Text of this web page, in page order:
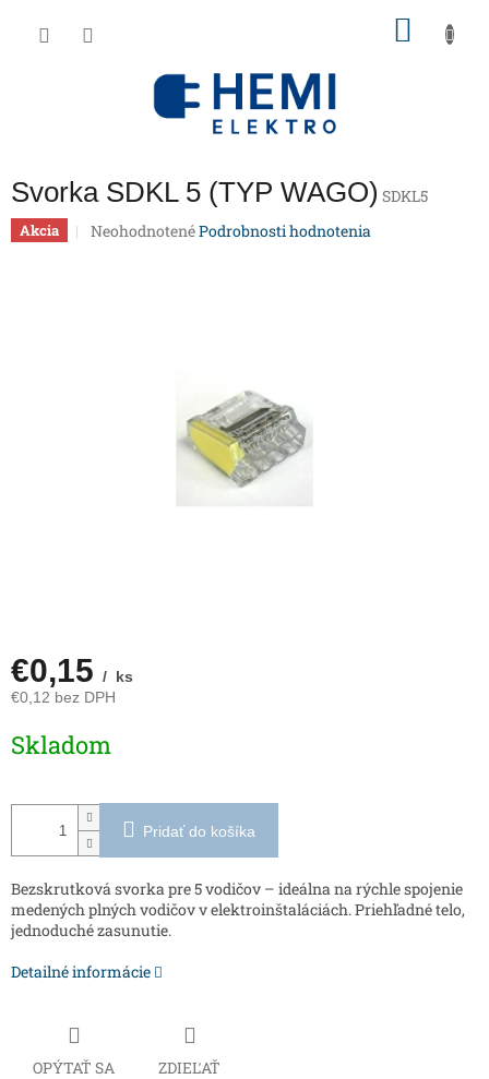
Svorka SDKL 5 (TYP WAGO) SDKL5
Akcia
Priemerné
NeohodnotenéPodrobnosti hodnotenia
€0,15 / ks
€0,12 bez DPH
cena:
Skladom
Pridať do košíka
Bezskrutková svorka pre 5 vodičov – ideálna na rýchle spojenie
medených plných vodičov v elektroinštaláciách. Priehľadné telo,
jednoduché zasunutie.
Detailné informácie
OPÝTAŤ SA ZDIEĽAŤ